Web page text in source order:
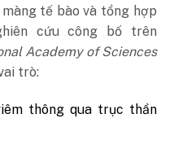
tế bào và tổng hợp
cứu công bố trên
Academy of Sciences
trò:
thông qua trục thần